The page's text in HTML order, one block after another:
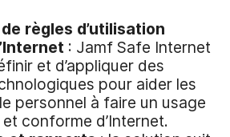
règles d’utilisation
: Jamf Safe Internet
et d’appliquer des
pour aider les
personnel à faire un usage
conforme d’Internet.